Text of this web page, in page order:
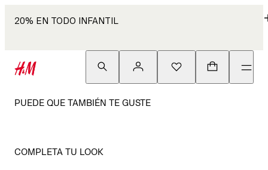
20% EN TODO INFANTIL
PUEDE QUE TAMBIÉN TE GUSTE
COMPLETA TU LOOK